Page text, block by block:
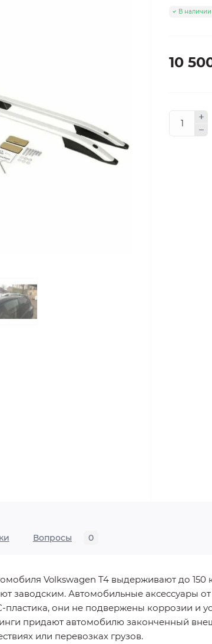
В наличии
10
Вопросы 0
Volkswagen T4 выдерживают до
заводским. Автомобильные аксессуары
они не подвержены коррозии и
придают автомобилю законченный
или перевозках грузов.